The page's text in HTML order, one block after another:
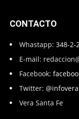
CONTACTO
Whastapp: 348-2-
E-mail:
Facebook:
Twitter: @infovera
Vera Santa Fe